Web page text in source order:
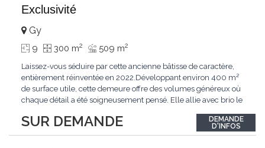
Exclusivité
SUR DEMANDE
Gy
9 300 m2 509 m2
Laissez-vous séduire par cette ancienne bâtisse de caractère,
entièrement réinventée en 2022.Développant environ 400 m²
de surface utile, cette demeure offre des volumes généreux où
chaque détail a été soigneusement pensé. Elle allie avec brio le
contemporaines. Sa distribution harmonieuse et fonctionnelle a
été conçue pour répondre...
DEMANDE
D'INFOS